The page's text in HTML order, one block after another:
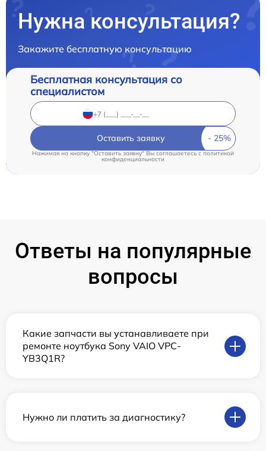
Нужна консультация?
Закажите бесплатную консультацию
Бесплатная консультация со
специалистом
Оставить заявку
Нажимая на кнопку "Оставить заявку" Вы соглашаетесь c политикой
конфиденциальности
Ответы на популярные
вопросы
Какие запчасти вы устанавливаете при
ремонте ноутбука Sony VAIO VPC-
YB3Q1R?
Нужно ли платить за диагностику?